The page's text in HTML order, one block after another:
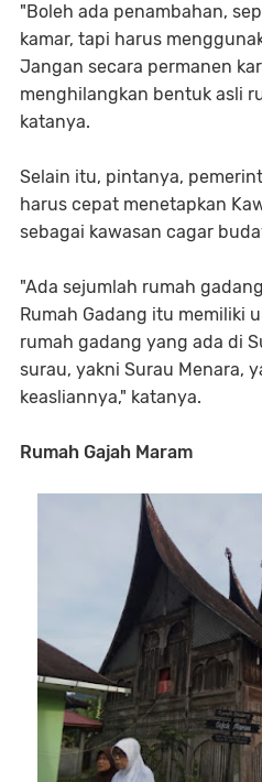
"Boleh ada penambahan,
kamar, tapi harus
Jangan secara permanen
menghilangkan bentuk asli
katanya.
Selain itu, pintanya,
harus cepat menetapkan
sebagai kawasan cagar
"Ada sejumlah rumah
Rumah Gadang itu memiliki
rumah gadang yang ada di
surau, yakni Surau Menara,
keasliannya," katanya.
Rumah Gajah Maram